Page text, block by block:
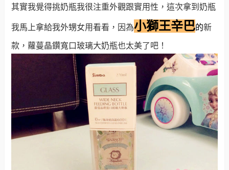
其實我覺得挑奶瓶我很注重外觀跟實用性，這次拿到奶瓶
我馬上拿給我外甥女用看看，因為小獅王辛巴的新
款，蘿蔓晶鑽寬口玻璃大奶瓶也太美了吧！